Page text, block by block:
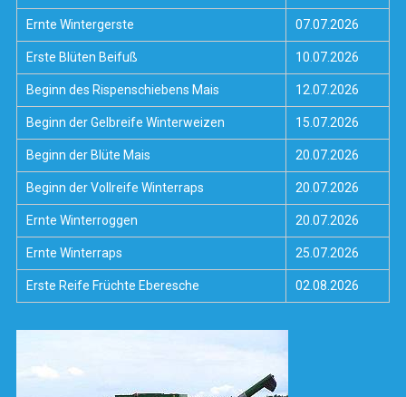
Ernte Wintergerste 07.07.2026
Erste Blüten Beifuß 10.07.2026
Beginn des Rispenschiebens Mais 12.07.2026
Beginn der Gelbreife Winterweizen 15.07.2026
Beginn der Blüte Mais 20.07.2026
Beginn der Vollreife Winterraps 20.07.2026
Ernte Winterroggen 20.07.2026
Ernte Winterraps 25.07.2026
Erste Reife Früchte Eberesche 02.08.2026